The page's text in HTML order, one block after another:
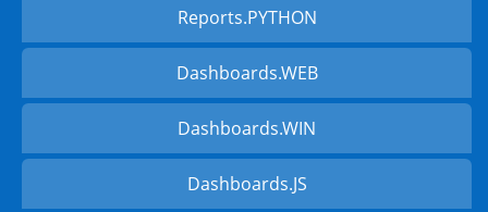
Reports.PYTHON
Dashboards.WEB
Dashboards.WIN
Dashboards.JS